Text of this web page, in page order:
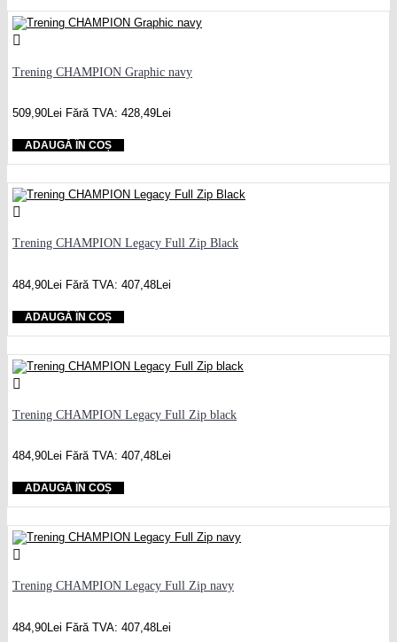
Trening CHAMPION Graphic navy
509,90Lei Fără TVA: 428,49Lei
ADAUGĂ ÎN COȘ
Trening CHAMPION Legacy Full Zip Black
484,90Lei Fără TVA: 407,48Lei
ADAUGĂ ÎN COȘ
Trening CHAMPION Legacy Full Zip black
484,90Lei Fără TVA: 407,48Lei
ADAUGĂ ÎN COȘ
Trening CHAMPION Legacy Full Zip navy
484,90Lei Fără TVA: 407,48Lei